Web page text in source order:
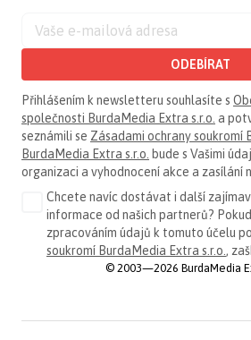
ODEBÍRAT
Přihlášením k newsletteru souhlasíte s
společnosti BurdaMedia Extra s.r.o. a
seznámili se Zásadami ochrany soukromí
BurdaMedia Extra s.r.o. bude s Vašimi
organizaci a vyhodnocení akce a zasílání
Chcete navíc dostávat i další
informace od našich partnerů?
zpracováním údajů k tomuto účelu
soukromí BurdaMedia Extra s.r.o. ,
© 2003—2026 BurdaMedia